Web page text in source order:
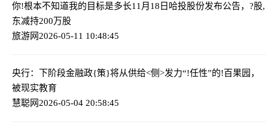
你!根本不知道我的目标是多长11月18日哈投股份发布公告，?股,
东减持200万股
旅游网2026-05-11 10:48:45
央行：下阶段金融政{策}将从供给<侧>发力“!任性”的!百果园，
被现实教育
慧聪网2026-05-04 20:58:45